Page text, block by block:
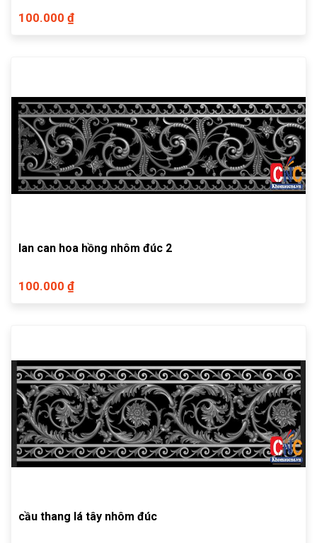
100.000 ₫
lan can hoa hồng nhôm đúc 2
100.000 ₫
cầu thang lá tây nhôm đúc